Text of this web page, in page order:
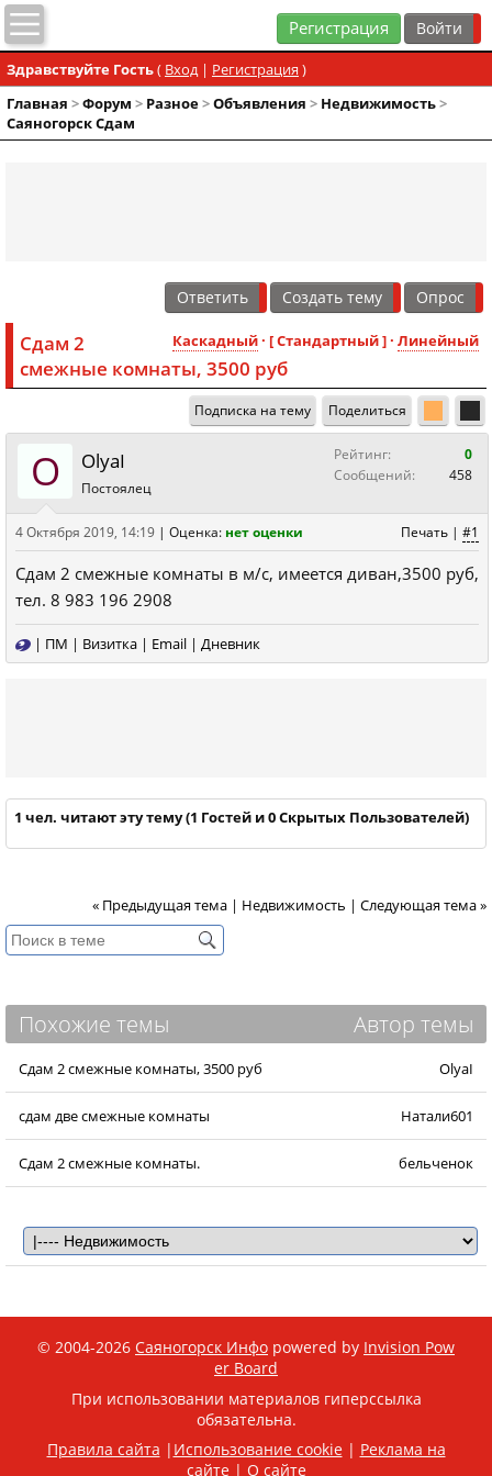
Регистрация
Здравствуйте Гость( Вход| Регистрация )
Главная >Форум > Разное>Объявления > Недвижимость>
Саяногорск Сдам
Ответить Создать тему Опрос
Каскадный· [ Стандартный ] · Линейный
Сдам 2
смежные комнаты, 3500 руб
Подписка на тему Поделиться
O OlyaI
Постоялец
Рейтинг:
0
Сообщений:
458
Печать | #1
4 Октября 2019, 14:19 | Оценка: нет оценки
Сдам 2 смежные комнаты в м/с, имеется диван,3500 руб,
тел. 8 983 196 2908
| ПМ | Визитка | Email | Дневник
1 чел. читают эту тему (1 Гостей и 0 Скрытых Пользователей)
« Предыдущая тема | Недвижимость | Следующая тема »
Похожие темы Автор темы
Сдам 2 смежные комнаты, 3500 руб OlyaI
сдам две смежные комнаты Натали601
Сдам 2 смежные комнаты. бельченок
© 2004-2026 Саяногорск Инфо powered by Invision Pow
er Board
При использовании материалов гиперссылка
обязательна.
Правила сайта | Использование cookie| Реклама на
сайте| О сайте